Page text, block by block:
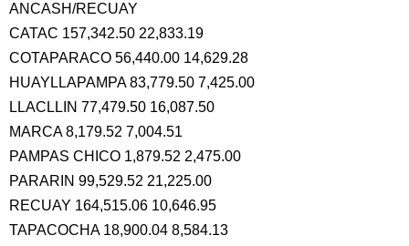
ANCASH/RECUAY
CATAC 157,342.50 22,833.19
COTAPARACO 56,440.00 14,629.28
HUAYLLAPAMPA 83,779.50 7,425.00
LLACLLIN 77,479.50 16,087.50
MARCA 8,179.52 7,004.51
PAMPAS CHICO 1,879.52 2,475.00
PARARIN 99,529.52 21,225.00
RECUAY 164,515.06 10,646.95
TAPACOCHA 18,900.04 8,584.13